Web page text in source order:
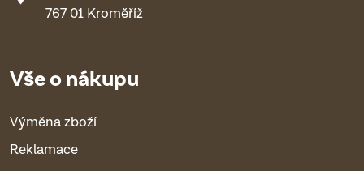
767 01 Kroměříž
Vše o nákupu
Výměna zboží
Reklamace